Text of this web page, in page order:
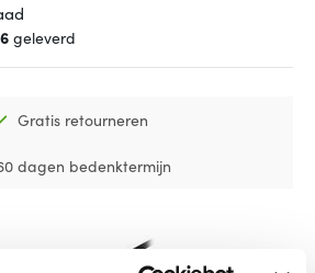
geleverd
Gratis retourneren
dagen bedenktermijn